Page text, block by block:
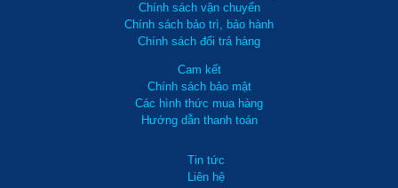
Chính sách vận chuyển
Chính sách bảo trì, bảo hành
Chính sách đổi trả hàng
Cam kết
Chính sách bảo mật
Các hình thức mua hàng
Hướng dẫn thanh toán
Tin tức
Liên hệ